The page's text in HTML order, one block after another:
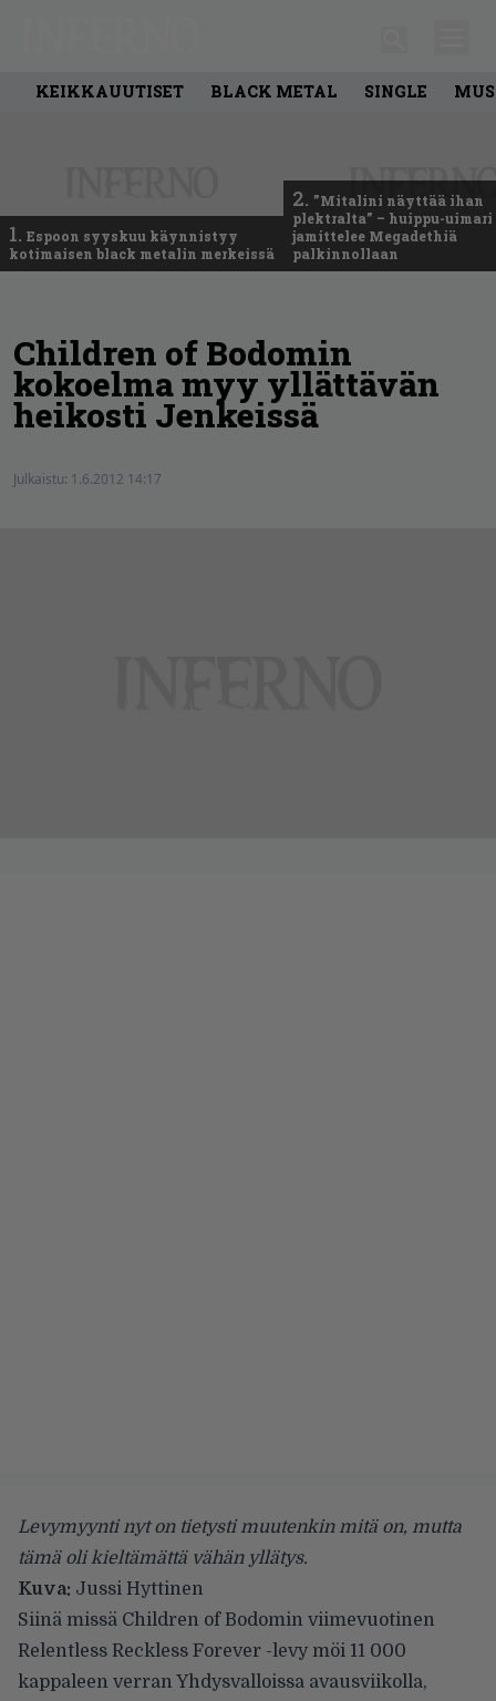
KEIKKAUUTISET BLACK METAL SINGLE
1. Espoon syyskuu käynnistyy
kotimaisen black metalin merkeissä
2. ”Mitalini näyttää ihan
plektralta” – huippu-uimari
jamittelee Megadethiä
palkinnollaan
Children of Bodomin
kokoelma myy yllättävän
heikosti Jenkeissä
Julkaistu: 1.6.2012 14:17
Levymyynti nyt on tietysti muutenkin mitä on, mutta
tämä oli kieltämättä vähän yllätys.
Kuva: Jussi Hyttinen
Siinä missä Children of Bodomin viimevuotinen
Relentless Reckless Forever -levy möi 11 000
kappaleen verran Yhdysvalloissa avausviikolla,